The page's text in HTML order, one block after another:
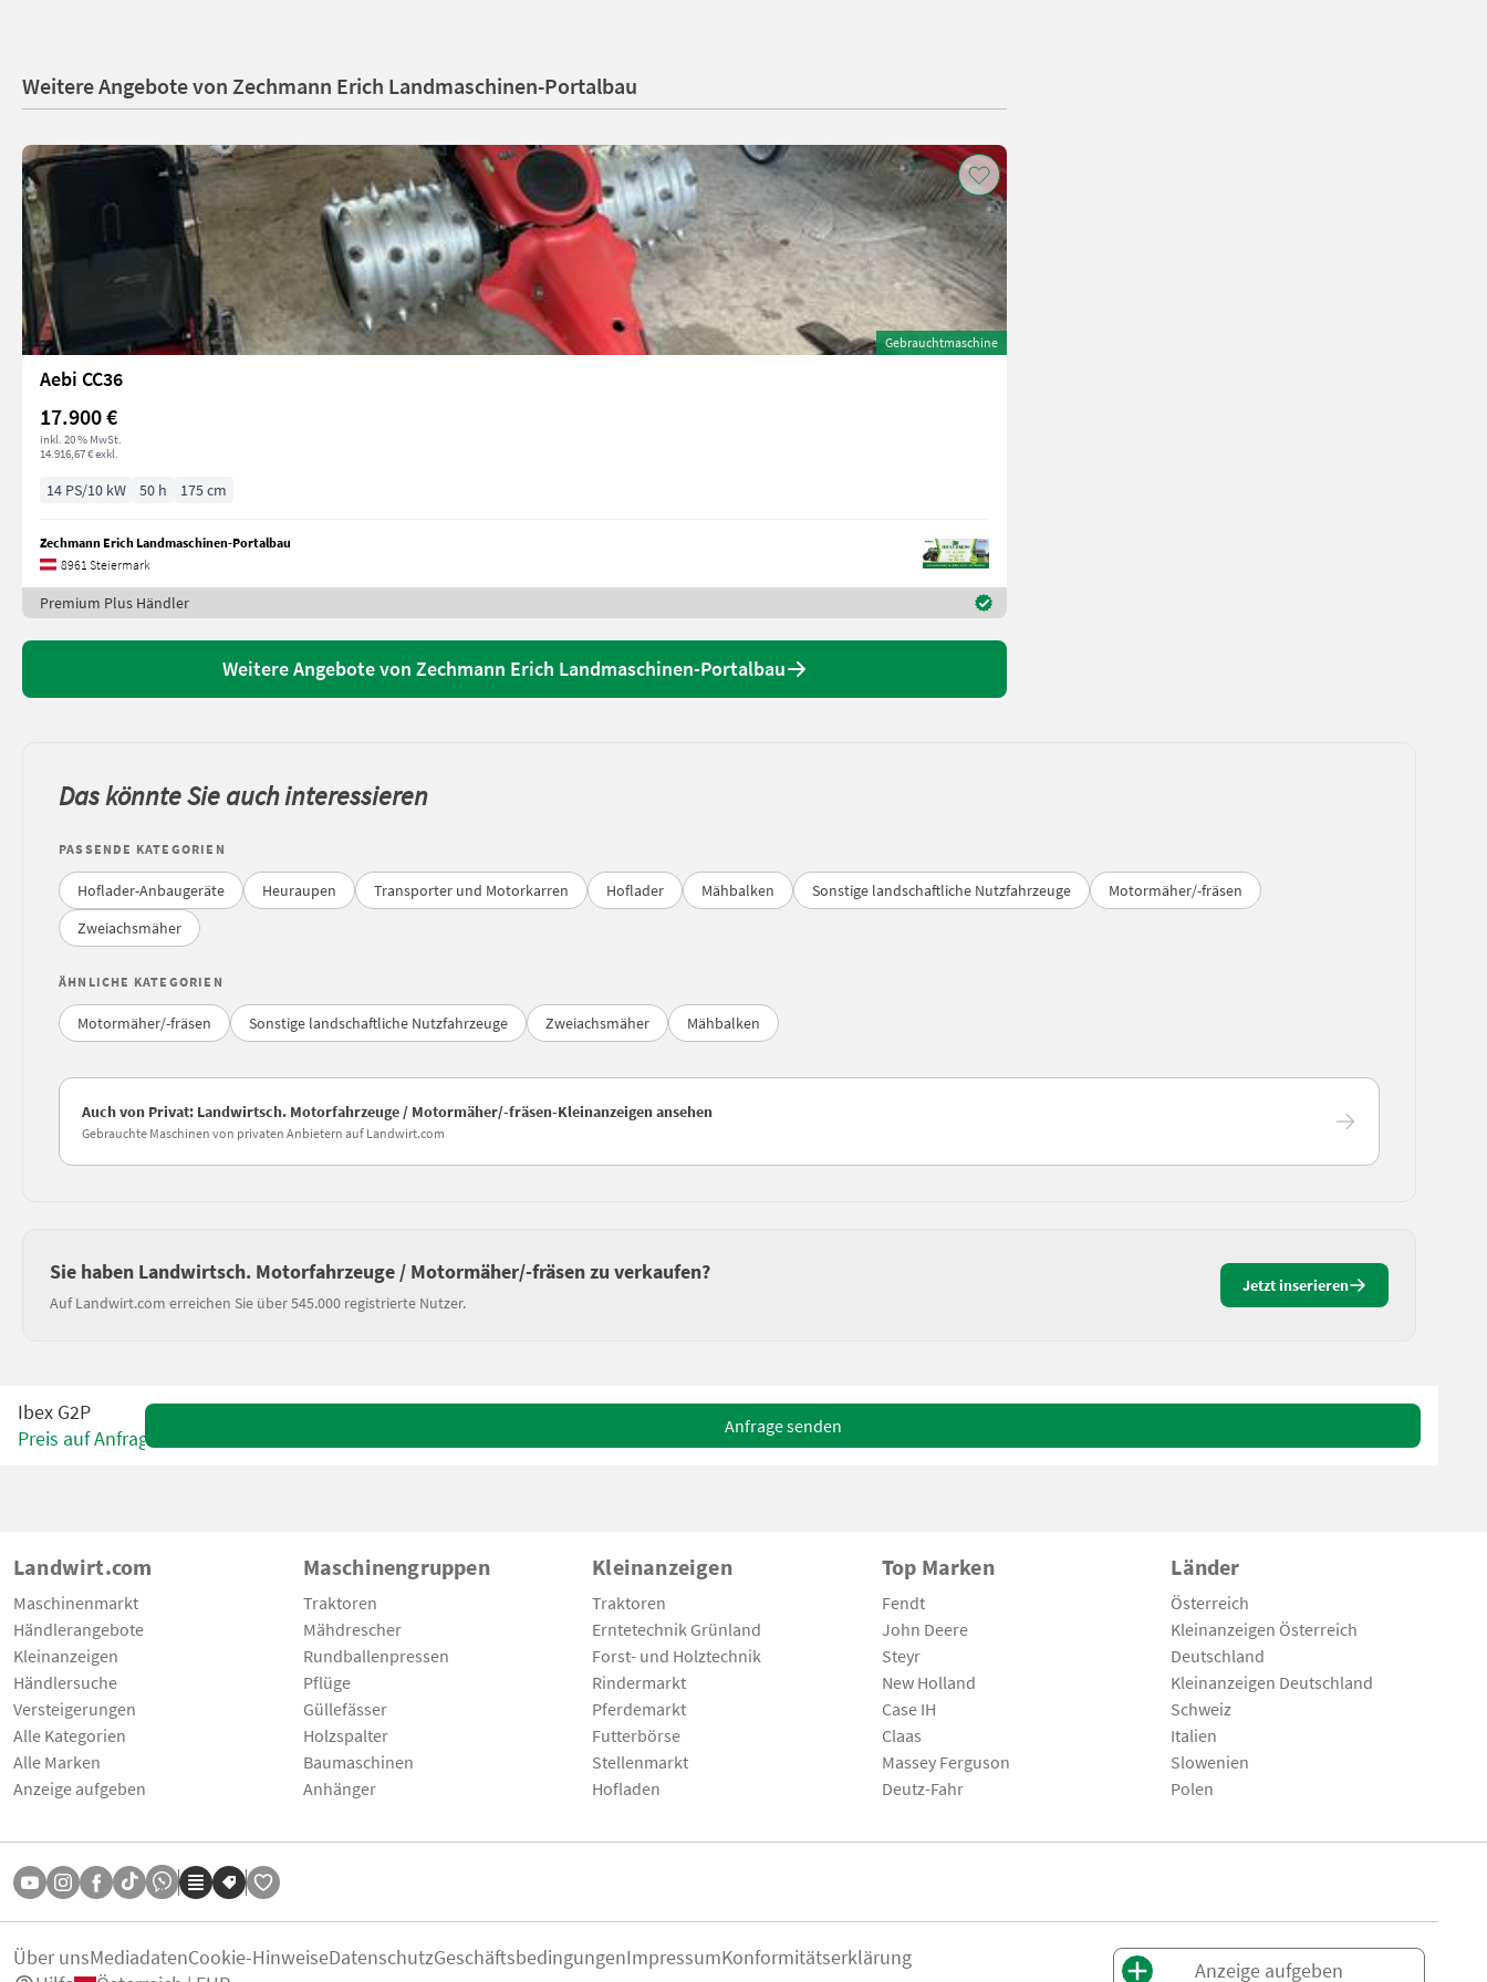
Weitere Angebote von Zechmann Erich Landmaschinen-Portalbau
Gebrauchtmaschine
Aebi CC36
17.900 €
inkl. 20 % MwSt.
14.916,67 € exkl.
14 PS/10 kW 50 h 175 cm
Zechmann Erich Landmaschinen-Portalbau
8961 Steiermark
Premium Plus Händler
Weitere Angebote von Zechmann Erich Landmaschinen-Portalbau
Das könnte Sie auch interessieren
PASSENDE KATEGORIEN
Hoflader-Anbaugeräte Heuraupen Transporter und Motorkarren Hoflader Mähbalken Sonstige landschaftliche Nutzfahrzeuge
Motormäher/-fräsen
Zweiachsmäher
ÄHNLICHE KATEGORIEN
Motormäher/-fräsen Sonstige landschaftliche Nutzfahrzeuge Zweiachsmäher Mähbalken
Auch von Privat: Landwirtsch. Motorfahrzeuge / Motormäher/-fräsen-Kleinanzeigen ansehen
Gebrauchte Maschinen von privaten Anbietern auf Landwirt.com
Sie haben Landwirtsch. Motorfahrzeuge / Motormäher/-fräsen zu verkaufen?
Auf Landwirt.com erreichen Sie über 545.000 registrierte Nutzer.
Jetzt inserieren
Ibex G2P
Preis auf Anfrage
Anfrage senden
Landwirt.com
Maschinenmarkt
Händlerangebote
Kleinanzeigen
Händlersuche
Versteigerungen
Alle Kategorien
Alle Marken
Anzeige aufgeben
Maschinengruppen
Traktoren
Mähdrescher
Rundballenpressen
Pflüge
Güllefässer
Holzspalter
Baumaschinen
Anhänger
Kleinanzeigen
Traktoren
Erntetechnik Grünland
Forst- und Holztechnik
Rindermarkt
Pferdemarkt
Futterbörse
Stellenmarkt
Hofladen
Top Marken
Fendt
John Deere
Steyr
New Holland
Case IH
Claas
Massey Ferguson
Deutz-Fahr
Länder
Österreich
Kleinanzeigen Österreich
Deutschland
Kleinanzeigen Deutschland
Schweiz
Italien
Slowenien
Polen
Über unsMediadatenCookie-HinweiseDatenschutzGeschäftsbedingungenImpressumKonformitätserklärung
Anzeige aufgeben